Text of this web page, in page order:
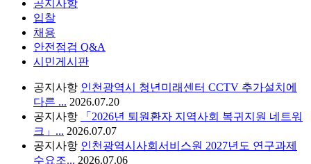
공지사항
입찰
채용
안전점검 Q&A
시민게시판
공지사항 인천광역시 청년미래센터 CCTV 추가설치에
다른 ... 2026.07.20
공지사항
「2026년 퇴원환자 지역사회 복귀지원 네트워
크」... 2026.07.07
공지사항 인천광역시사회서비스원 2027년도 연구과제
수요조... 2026.07.06